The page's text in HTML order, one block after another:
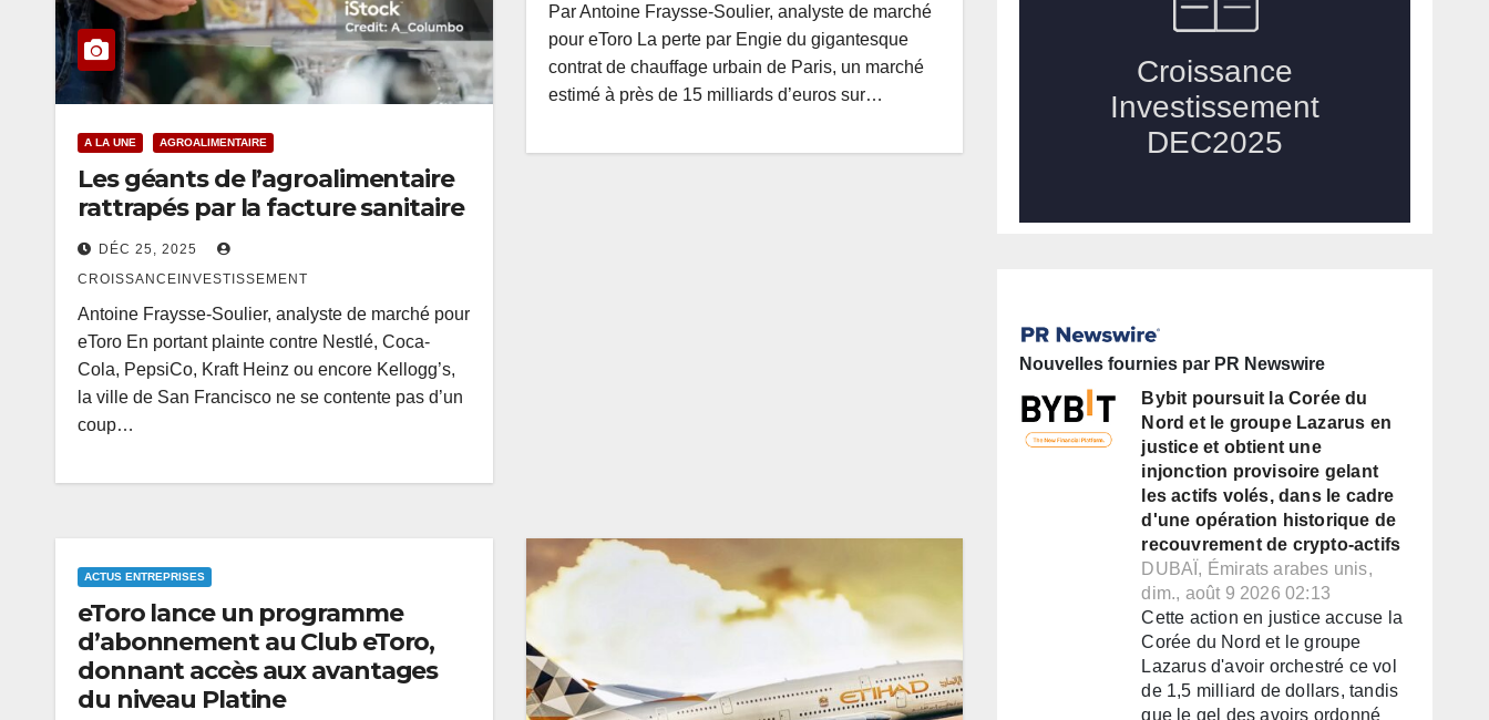
A LA UNE AGROALIMENTAIRE
Les géants de l’agroalimentaire
rattrapés par la facture sanitaire
DÉC 25, 2025
CROISSANCEINVESTISSEMENT
Antoine Fraysse-Soulier, analyste de marché pour
eToro En portant plainte contre Nestlé, Coca-
Cola, PepsiCo, Kraft Heinz ou encore Kellogg’s,
la ville de San Francisco ne se contente pas d’un
coup…
Par Antoine Fraysse-Soulier, analyste de marché
pour eToro La perte par Engie du gigantesque
contrat de chauffage urbain de Paris, un marché
estimé à près de 15 milliards d’euros sur…
ACTUS ENTREPRISES
eToro lance un programme
d’abonnement au Club eToro,
donnant accès aux avantages
du niveau Platine
Nouvelles fournies par PR Newswire
Bybit poursuit la Corée du
Nord et le groupe Lazarus en
justice et obtient une
injonction provisoire gelant
les actifs volés, dans le cadre
d'une opération historique de
recouvrement de crypto-actifs
DUBAÏ, Émirats arabes unis,
dim., août 9 2026 02:13
Cette action en justice accuse la
Corée du Nord et le groupe
Lazarus d'avoir orchestré ce vol
de 1,5 milliard de dollars, tandis
que le gel des avoirs ordonné